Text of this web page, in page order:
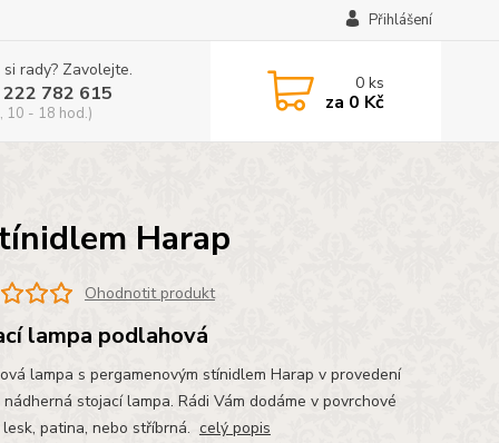
Přihlášení
rady? Zavolejte.
782 615
10 - 18 hod.)
0ks
za 0 Kč
Harap
Ohodnotit produkt
lampa podlahová
lampa s pergamenovým stínidlem Harap v provedení
nádherná stojací lampa. Rádi Vám dodáme v povrchové
patina, nebo stříbrná. celý popis